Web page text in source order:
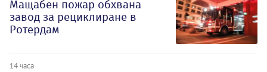
Мащабен пожар обхвана
завод за рециклиране в
Ротердам
14 часа